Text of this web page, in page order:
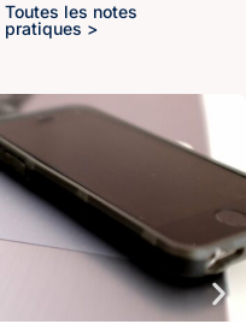
Toutes les notes
pratiques >